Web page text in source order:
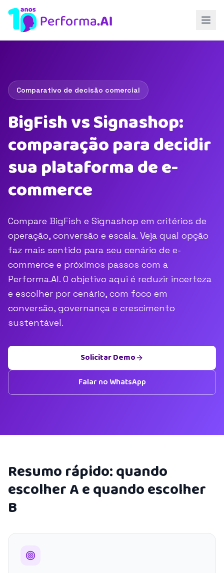
Comparativo de decisão comercial
BigFish vs Signashop:
comparação para decidir
sua plataforma de e-
commerce
Compare BigFish e Signashop em critérios de
operação, conversão e escala. Veja qual opção
faz mais sentido para seu cenário de e-
commerce e próximos passos com a
Performa.AI. O objetivo aqui é reduzir incerteza
e escolher por cenário, com foco em
conversão, governança e crescimento
sustentável.
Solicitar Demo
Falar no WhatsApp
Resumo rápido: quando
escolher A e quando escolher
B